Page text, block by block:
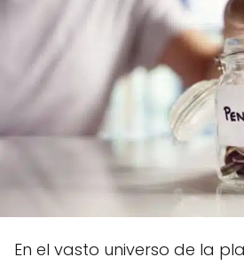
En el vasto universo de la